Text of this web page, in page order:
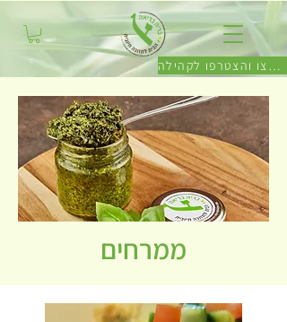
לחצו והצטרפו לקהילה
ממרחים